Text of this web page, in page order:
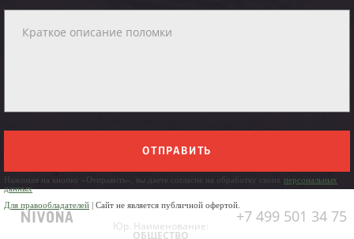
ОТПРАВИТЬ
Нажимая на кнопку «Отправить», вы даете согласие на обработку своих персональных
данных
Для правообладателей | Сайт не является публичной офертой.
+7 499 501 34 75
Юр. Наименование:
ОБЩЕСТВО